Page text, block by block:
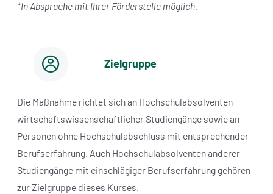
*In Absprache mit Ihrer Förderstelle möglich.
Zielgruppe
Die Maßnahme richtet sich an Hochschulabsolventen
wirtschaftswissenschaftlicher Studiengänge sowie an
Personen ohne Hochschulabschluss mit entsprechender
Berufserfahrung. Auch Hochschulabsolventen anderer
Studiengänge mit einschlägiger Berufserfahrung gehören
zur Zielgruppe dieses Kurses.